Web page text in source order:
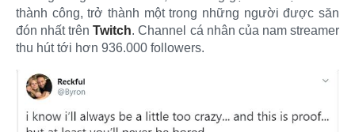
thành công, trở thành một trong những người được săn
đón nhất trênTwitch. Channel cá nhân của nam streamer
thu hút tới hơn 936.000 followers.​